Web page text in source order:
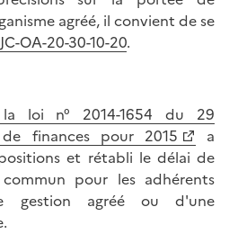
agréé, il convient de se
OA-20-30-10-20.
loi n° 2014-1654 du 29
finances pour 2015
a
et rétabli le délai de
pour les adhérents
gestion agréé ou d'une